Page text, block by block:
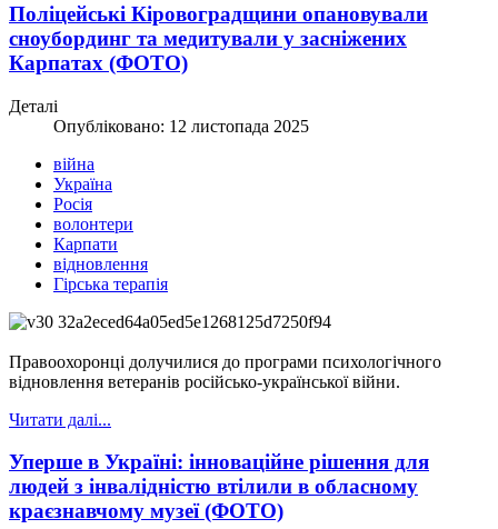
Поліцейські Кіровоградщини опановували
сноубординг та медитували у засніжених
Карпатах (ФОТО)
Деталі
Опубліковано: 12 листопада 2025
війна
Україна
Росія
волонтери
Карпати
відновлення
Гірська терапія
Правоохоронці долучилися до програми психологічного
відновлення ветеранів російсько-української війни.
Читати далі...
Уперше в Україні: інноваційне рішення для
людей з інвалідністю втілили в обласному
краєзнавчому музеї (ФОТО)